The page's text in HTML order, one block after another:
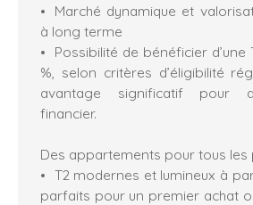
Marché dynamique et
à long terme
Possibilité de bénéficier d’une
%, selon critères d’éligibilité
avantage significatif pour
financier.
Des appartements pour tous les
T2 modernes et lumineux à
parfaits pour un premier achat